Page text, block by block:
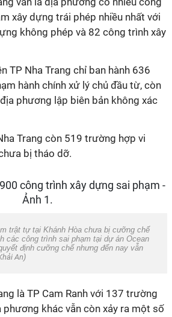
xây dựng trái phép nhiều nhất với
không phép và 82 công trình xây
TP Nha Trang chỉ ban hành 636
hành chính xử lý chủ đầu từ, còn
phương lập biên bản không xác
Trang còn 519 trường hợp vi
bị tháo dỡ.
trật tự tại Khánh Hòa chưa bị cưỡng chế
các công trình sai phạm tại dự án Ocean
định cưỡng chế nhưng đến nay vẫn
An)
là TP Cam Ranh với 137 trường
phương khác vẫn còn xảy ra một số